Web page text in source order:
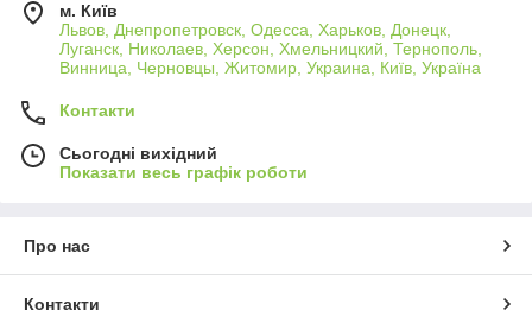
м. Київ
Львов, Днепропетровск, Одесса, Харьков, Донецк,
Луганск, Николаев, Херсон, Хмельницкий, Тернополь,
Винница, Черновцы, Житомир, Украина, Київ, Україна
Контакти
Сьогодні вихідний
Показати весь графік роботи
Про нас
Контакти